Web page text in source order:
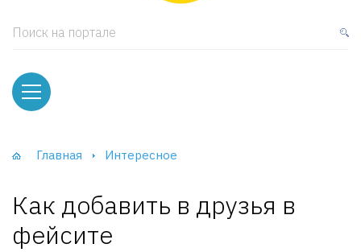
Поиск на портале
Главная Интересное
Как добавить в друзья в
фейсите
и тумбы
и Шкафы-Купе